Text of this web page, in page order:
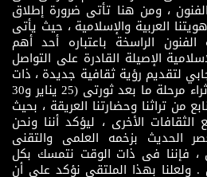
، ومن هنا تأتى ضرورة إطلاق
العربية والإسلامية ، حيث يأتى
الراسخة باعتباره أحد أهم
الإصيلة القادرة على التواصل
لتقديم رؤية ثقافية جديدة ، ذات
مضمون ثقافى قادر على إثراء مرحلة ما بعد ثورتى (25 يناير و30
من تراثنا وحضارتنا العريقة ، بحيث
الثقافات الأخرى ، ليؤكد أننا ونحن
الحديث بزخمه العلمى والتقنى
فإننا فى ذات الوقت نتمسك بكل
. ولعلنا بهذا الملتقى نؤكد على أن